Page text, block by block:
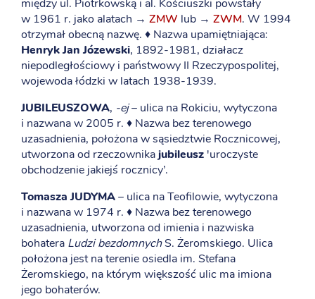
między ul. Piotrkowską i al. Kościuszki powstały
w 1961 r. jako alatach → ZMW lub → ZWM. W 1994
otrzymał obecną nazwę. ♦ Nazwa upamiętniająca:
Henryk Jan Józewski, 1892-1981, działacz
niepodległościowy i państwowy II Rzeczypospolitej,
wojewoda łódzki w latach 1938-1939.
JUBILEUSZOWA, -ej– ulica na Rokiciu, wytyczona
i nazwana w 2005 r. ♦ Nazwa bez terenowego
uzasadnienia, położona w sąsiedztwie Rocznicowej,
utworzona od rzeczownikajubileusz 'uroczyste
obchodzenie jakiejś rocznicy’.
Tomasza JUDYMA– ulica na Teofilowie, wytyczona
i nazwana w 1974 r. ♦ Nazwa bez terenowego
uzasadnienia, utworzona od imienia i nazwiska
bohatera Ludzi bezdomnychS. Żeromskiego. Ulica
położona jest na terenie osiedla im. Stefana
Żeromskiego, na którym większość ulic ma imiona
jego bohaterów.